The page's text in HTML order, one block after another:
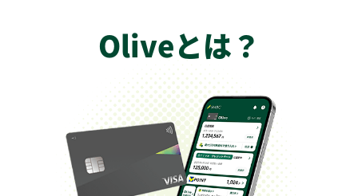
Oliveとは？